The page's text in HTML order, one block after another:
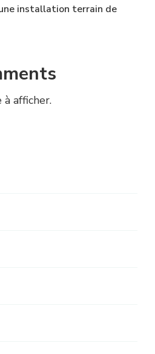
installation terrain de
afficher.